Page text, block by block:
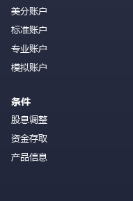
美分账户
标准账户
专业账户
模拟账户
条件
股息调整
资金存取
产品信息